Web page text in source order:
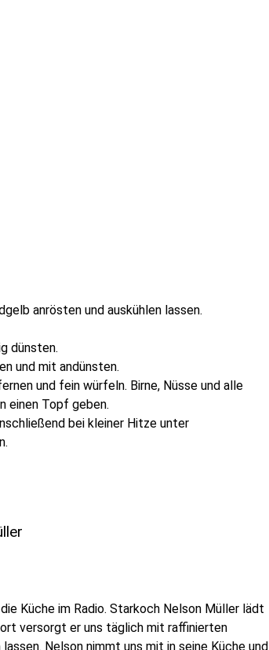
anrösten und auskühlen lassen.
dünsten.
und mit andünsten.
und fein würfeln. Birne, Nüsse und alle
einen Topf geben.
bei kleiner Hitze unter
Küche im Radio. Starkoch Nelson Müller lädt
versorgt er uns täglich mit raffinierten
Nelson nimmt uns mit in seine Küche und